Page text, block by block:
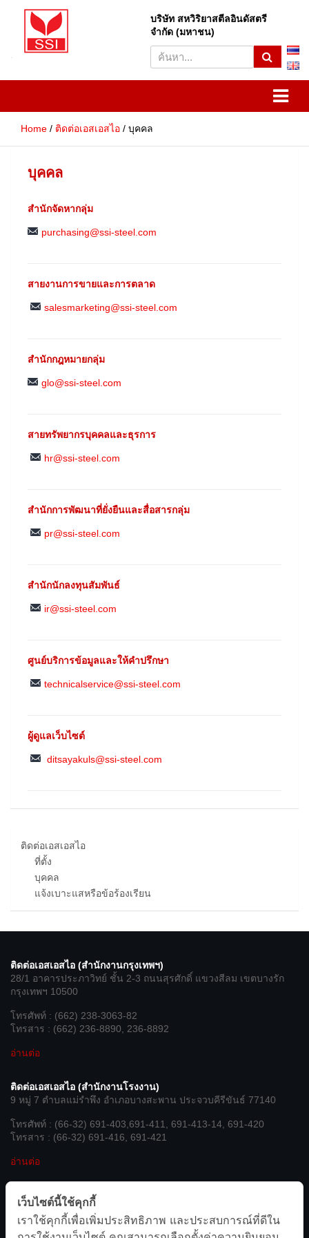
Sahaviriya Steel Industries
PLC
บริษัท สหวิริยาสตีลอินดัสตรี
จำกัด (มหาชน)
S
e
c
Home ติดต่อเอสเอสไอ บุคคล
บุคคล
สำนักจัดหากลุ่ม
purchasing@ssi-steel.com
สายงานการขายและการตลาด
salesmarketing@ssi-steel.com
สำนักกฎหมายกลุ่ม
glo@ssi-steel.com
สายทรัพยากรบุคคลและธุรการ
hr@ssi-steel.com
สำนักการพัฒนาที่ยั่งยืนและสื่อสารกลุ่ม
pr@ssi-steel.com
สำนักนักลงทุนสัมพันธ์
ir@ssi-steel.com
ศูนย์บริการข้อมูลและให้คำปรึกษา
technicalservice@ssi-steel.com
ผู้ดูแลเว็บไซต์
ditsayakuls@ssi-steel.com
ติดต่อเอสเอสไอ
ที่ตั้ง
บุคคล
แจ้งเบาะแสหรือข้อร้องเรียน
ติดต่อเอสเอสไอ (สำนักงานกรุงเทพฯ)
28/1 อาคารประภาวิทย์ ชั้น 2-3 ถนนสุรศักดิ์ แขวงสีลม เขตบางรัก
กรุงเทพฯ 10500
โทรศัพท์ : (662) 238-3063-82
โทรสาร : (662) 236-8890, 236-8892
อ่านต่อ
ติดต่อเอสเอสไอ (สำนักงานโรงงาน)
9 หมู่ 7 ตำบลแม่รำพึง อำเภอบางสะพาน ประจวบคีรีขันธ์ 77140
โทรศัพท์ : (66-32) 691-403,691-411, 691-413-14, 691-420
โทรสาร : (66-32) 691-416, 691-421
อ่านต่อ
เชื่อมต่อกับเรา
We’re on Social Networks. Follow us & get in touch.
เว็บไซต์นี้ใช้คุกกี้
เราใช้คุกกี้เพื่อเพิ่มประสิทธิภาพ และประสบการณ์ที่ดีใน